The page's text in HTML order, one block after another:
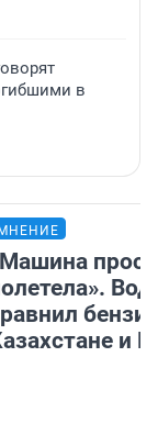
в
МНЕНИЕ
и